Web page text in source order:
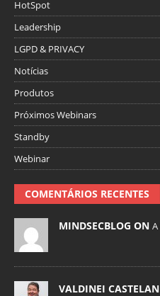
HotSpot
Leadership
LGPD & PRIVACY
Notícias
Produtos
Próximos Webinars
Standby
Webinar
COMENTÁRIOS RECENTES
MINDSECBLOG ON
VALDINEI